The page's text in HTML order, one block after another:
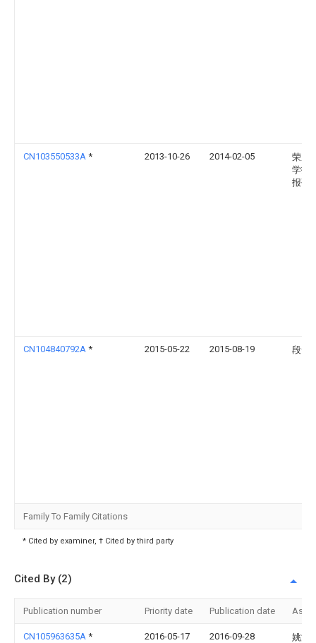
CN103550533A * 2013-10-26 2014-02-05
荣成
学技
报研
CN104840792A * 2015-05-22 2015-08-19 段云
Family To Family Citations
* Cited by examiner, † Cited by third party
Cited By (2)
Publication number Priority date Publication date
CN105963635A * 2016-05-17 2016-09-28 姚洪